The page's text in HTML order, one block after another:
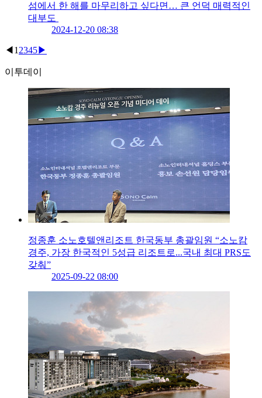
섬에서 한 해를 마무리하고 싶다면… 큰 언덕 매력적인
대부도
2024-12-20 08:38
◀ 1 2345▶
이투데이
정종훈 소노호텔앤리조트 한국동부 총괄임원 “소노캄
경주, 가장 한국적인 5성급 리조트로...국내 최대 PRS도
갖춰”
2025-09-22 08:00